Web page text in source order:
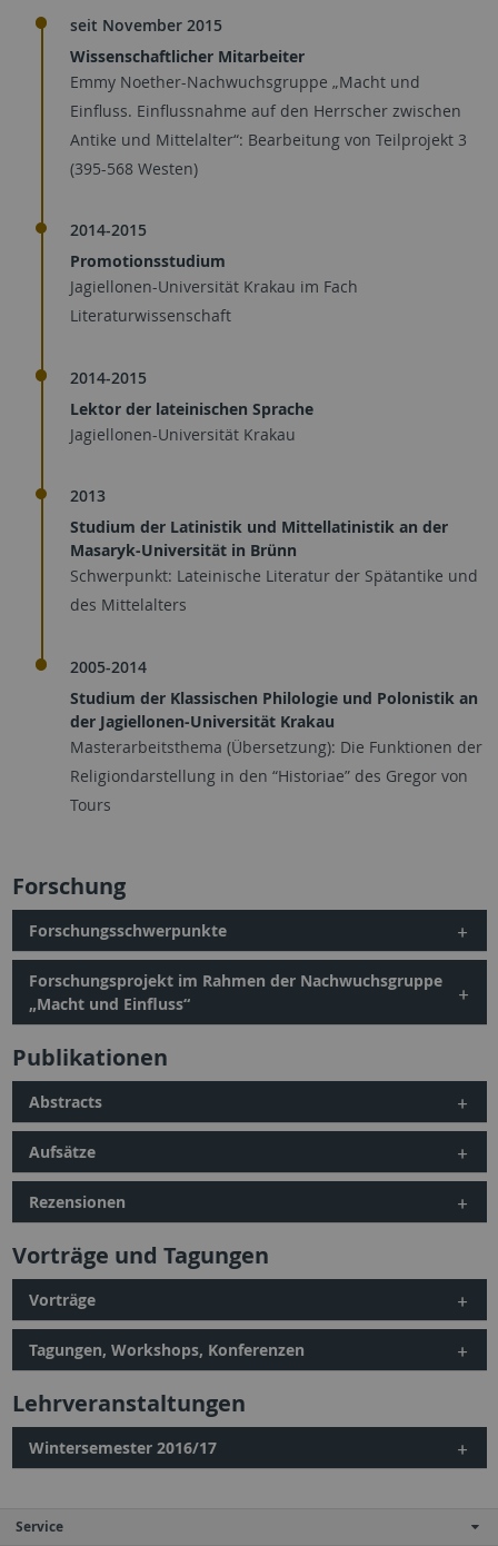
seit November 2015
Wissenschaftlicher Mitarbeiter
Emmy Noether-Nachwuchsgruppe „Macht und
Einfluss. Einflussnahme auf den Herrscher zwischen
Antike und Mittelalter“: Bearbeitung von Teilprojekt 3
(395-568 Westen)
2014-2015
Promotionsstudium
Jagiellonen-Universität Krakau im Fach
Literaturwissenschaft
2014-2015
Lektor der lateinischen Sprache
Jagiellonen-Universität Krakau
2013
Studium der Latinistik und Mittellatinistik an der
Masaryk-Universität in Brünn
Schwerpunkt: Lateinische Literatur der Spätantike und
des Mittelalters
2005-2014
Studium der Klassischen Philologie und Polonistik an
der Jagiellonen-Universität Krakau
Masterarbeitsthema (Übersetzung): Die Funktionen der
Religiondarstellung in den “Historiae” des Gregor von
Tours
Forschung
Forschungsschwerpunkte
Forschungsprojekt im Rahmen der Nachwuchsgruppe
„Macht und Einfluss“
Publikationen
Abstracts
Aufsätze
Rezensionen
Vorträge und Tagungen
Vorträge
Tagungen, Workshops, Konferenzen
Lehrveranstaltungen
Wintersemester 2016/17
Service